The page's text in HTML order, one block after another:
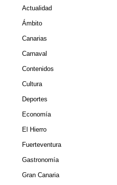
Actualidad
Ámbito
Canarias
Carnaval
Contenidos
Cultura
Deportes
Economía
El Hierro
Fuerteventura
Gastronomía
Gran Canaria